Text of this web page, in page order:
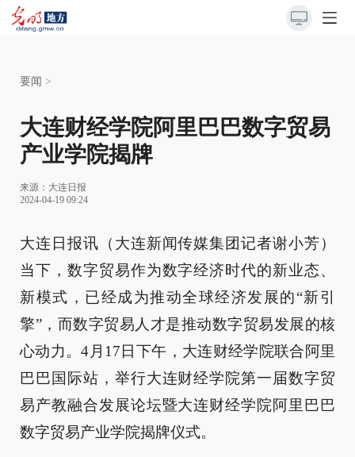
要闻 >
大连财经学院阿里巴巴数字贸易
产业学院揭牌
来源： 大连日报
2024-04-19 09:24
大连日报讯（大连新闻传媒集团记者谢小芳）
当下，数字贸易作为数字经济时代的新业态、
新模式，已经成为推动全球经济发展的“新引
擎”，而数字贸易人才是推动数字贸易发展的核
心动力。4月17日下午，大连财经学院联合阿里
巴巴国际站，举行大连财经学院第一届数字贸
易产教融合发展论坛暨大连财经学院阿里巴巴
数字贸易产业学院揭牌仪式。